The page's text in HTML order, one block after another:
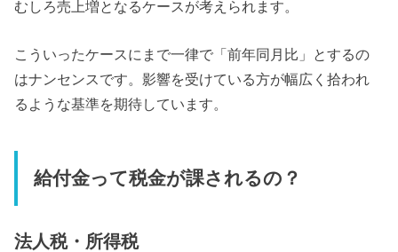
むしろ売上増となるケースが考えられます。
こういったケースにまで一律で「前年同月比」とするの
はナンセンスです。影響を受けている方が幅広く拾われ
るような基準を期待しています。
給付金って税金が課されるの？
法人税・所得税